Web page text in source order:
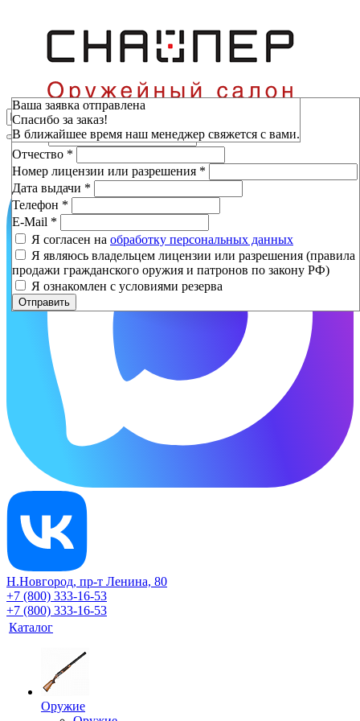
Н.Новгород, пр-т Ленина, 80
+7 (800) 333-16-53
+7 (800) 333-16-53
Каталог
Оружие
Зарезервировать
Фамилия*
Имя*
Отчество *
Номер лицензии или разрешения *
Дата выдачи *
Телефон *
E-Mail *
Я согласен на обработку персональных данных
Я являюсь владельцем лицензии или разрешения (правила
продажи гражданского оружия и патронов по закону РФ)
Я ознакомлен с условиями резерва
Отправить
Ваша заявка отправлена
Спасибо за заказ!
В ближайшее время наш менеджер свяжется с вами.